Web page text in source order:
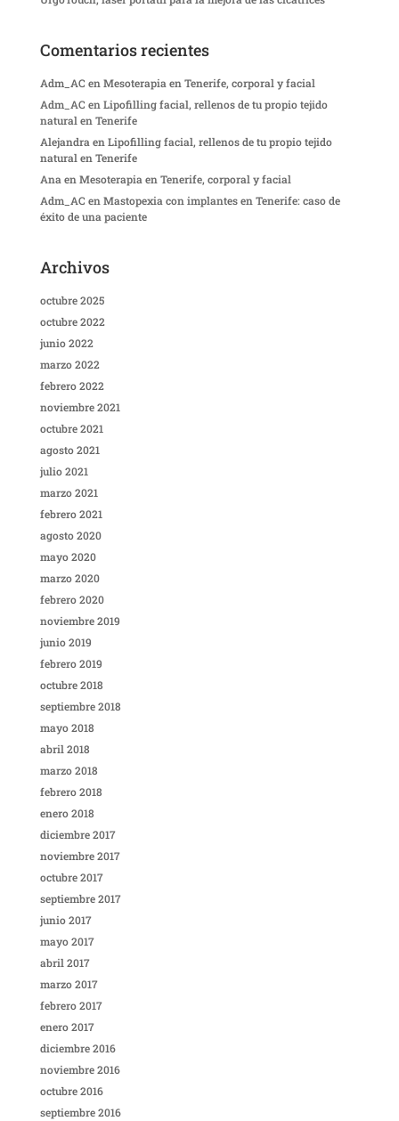
Comentarios recientes
Adm_AC en Mesoterapia en Tenerife, corporal y facial
Adm_AC en Lipofilling facial, rellenos de tu propio tejido
natural en Tenerife
Alejandra en Lipofilling facial, rellenos de tu propio tejido
natural en Tenerife
Ana en Mesoterapia en Tenerife, corporal y facial
Adm_AC en Mastopexia con implantes en Tenerife: caso de
éxito de una paciente
Archivos
octubre 2025
octubre 2022
junio 2022
marzo 2022
febrero 2022
noviembre 2021
octubre 2021
agosto 2021
julio 2021
marzo 2021
febrero 2021
agosto 2020
mayo 2020
marzo 2020
febrero 2020
noviembre 2019
junio 2019
febrero 2019
octubre 2018
septiembre 2018
mayo 2018
abril 2018
marzo 2018
febrero 2018
enero 2018
diciembre 2017
noviembre 2017
octubre 2017
septiembre 2017
junio 2017
mayo 2017
abril 2017
marzo 2017
febrero 2017
enero 2017
diciembre 2016
noviembre 2016
octubre 2016
septiembre 2016